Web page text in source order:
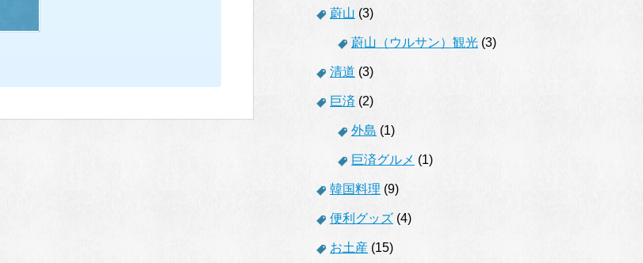
蔚山 (3)
蔚山（ウルサン）観光 (3)
清道 (3)
巨済 (2)
外島 (1)
巨済グルメ (1)
韓国料理 (9)
便利グッズ (4)
お土産 (15)